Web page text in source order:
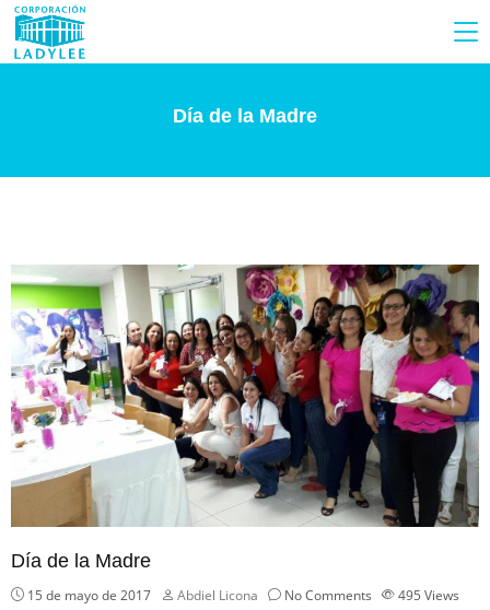
Día de la Madre
Día de la Madre
15 de mayo de 2017 Abdiel Licona No Comments 495 Views